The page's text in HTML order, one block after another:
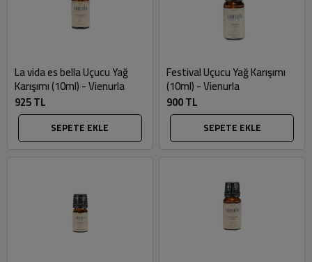
La vida es bella Uçucu Yağ
Karışımı (10ml) - Vienurla
925 TL
SEPETE EKLE
Festival Uçucu Yağ Karışımı
(10ml) - Vienurla
900 TL
SEPETE EKLE